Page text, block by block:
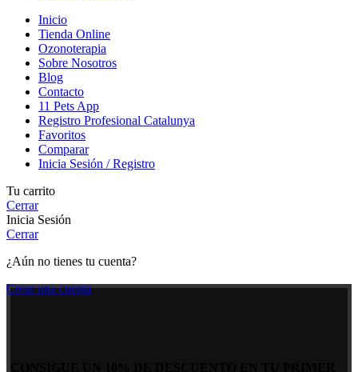
Inicio
Tienda Online
Ozonoterapia
Sobre Nosotros
Blog
Contacto
11 Pets App
Registro Profesional Catalunya
Favoritos
Comparar
Inicia Sesión / Registro
Tu carrito
Cerrar
Inicia Sesión
Cerrar
¿Aún no tienes tu cuenta?
Crear una cuenta